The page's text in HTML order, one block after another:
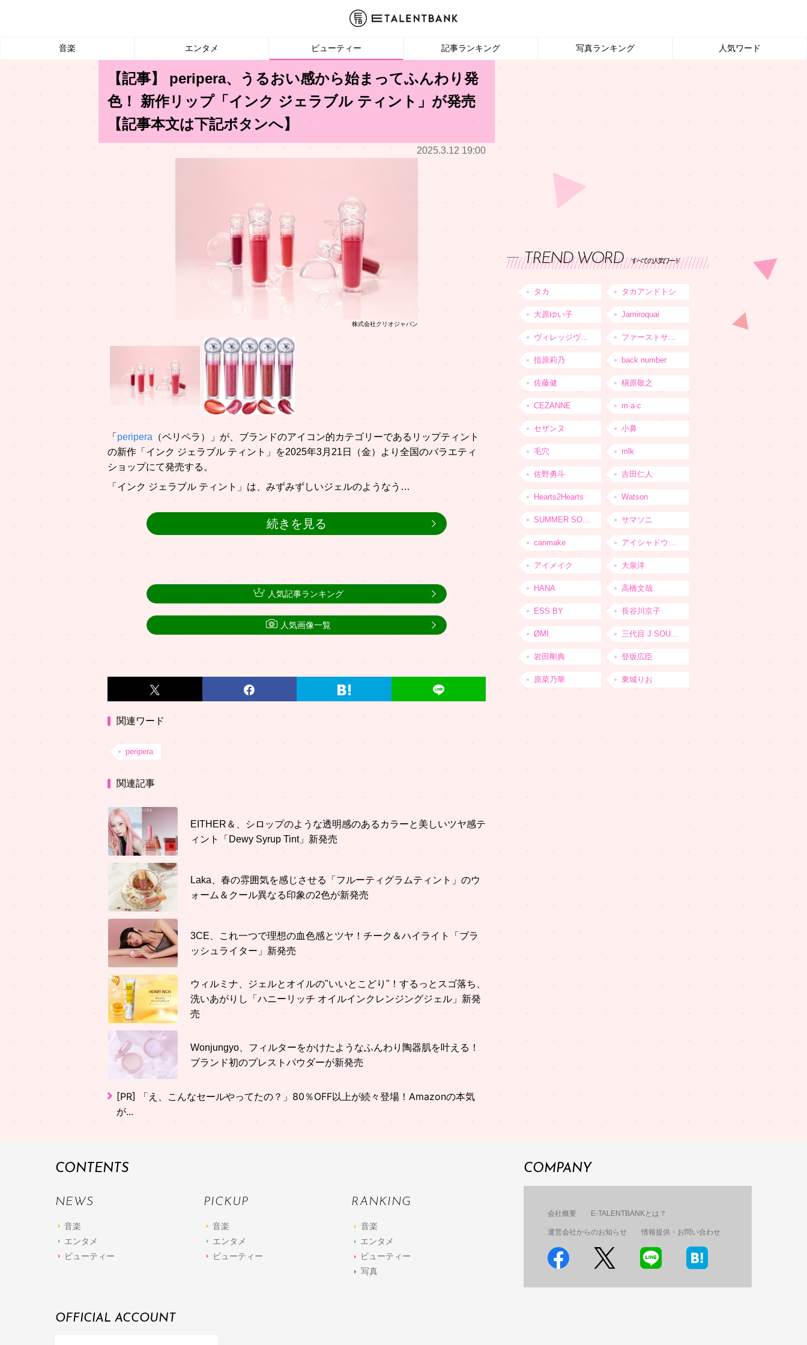
音楽 エンタメ ビューティー 記事ランキング 写真ランキング 人気ワード
【記事】 peripera、うるおい感から始まってふんわり発
色！ 新作リップ「インク ジェラブル ティント」が発売
【記事本文は下記ボタンへ】
2025.3.12 19:00
株式会社クリオジャパン
「 peripera （ペリペラ）」が、ブランドのアイコン的カテゴリーであるリップティント
の新作「インク ジェラブル ティント」を2025年3月21日（金）より全国のバラエティ
ショップにて発売する。
「インク ジェラブル ティント」は、みずみずしいジェルのようなう…
続きを見る
関連ワード
peripera
関連記事
EITHER＆、シロップのような透明感のあるカラーと美しいツヤ感テ
ィント「Dewy Syrup Tint」新発売
Laka、春の雰囲気を感じさせる「フルーティグラムティント」のウ
ォーム＆クール異なる印象の2色が新発売
3CE、これ一つで理想の血色感とツヤ！チーク＆ハイライト「ブラ
ッシュライター」新発売
ウィルミナ、ジェルとオイルの"いいとこどり"！するっとスゴ落ち、
洗いあがりし「ハニーリッチ オイルインクレンジングジェル」新発
売
Wonjungyo、フィルターをかけたようなふんわり陶器肌を叶える！
ブランド初のプレストパウダーが新発売
[PR]
「え、こんなセールやってたの？」80％OFF以上が続々登場！Amazonの本気
が...
人気記事ランキング
人気画像一覧
TREND WORD すべての人気ワード
タカ タカアンドトシ
大原ゆい子 Jamiroquai
ヴィレッジヴァンガード ファーストサマーウイカ
指原莉乃 back number
佐藤健 槇原敬之
CEZANNE m·a·c
セザンヌ 小鼻
毛穴 mlk
佐野勇斗 吉田仁人
Hearts2Hearts Watson
SUMMER SONIC サマソニ
canmake アイシャドウベース
アイメイク 大泉洋
HANA 高橋文哉
ESS BY 長谷川京子
ØMI 三代目 J SOUL BROTHERS from EXILE TRIBE
岩田剛典 登坂広臣
原菜乃華 東城りお
CONTENTS
NEWS
音楽
エンタメ
ビューティー
PICKUP
音楽
エンタメ
ビューティー
RANKING
音楽
エンタメ
ビューティー
写真
COMPANY
会社概要 E-TALENTBANKとは？
運営会社からのお知らせ 情報提供・お問い合わせ
OFFICIAL ACCOUNT